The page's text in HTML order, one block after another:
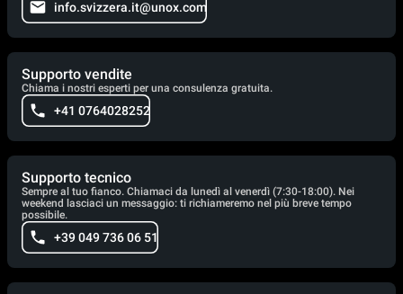
info.svizzera.it@unox.com
Supporto vendite
Chiama i nostri esperti per una consulenza gratuita.
+41 0764028252
Supporto tecnico
Sempre al tuo fianco. Chiamaci da lunedì al venerdì (7:30-18:00). Nei
weekend lasciaci un messaggio: ti richiameremo nel più breve tempo
possibile.
+39 049 736 06 51